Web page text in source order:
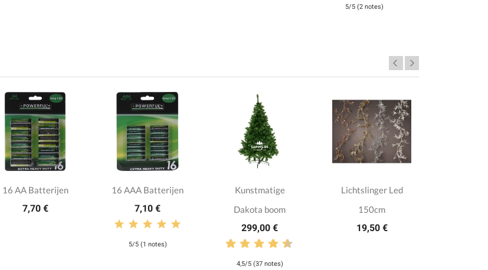
5/5 (2 notes)
16 AA Batterijen
7,70 €
16 AAA Batterijen
7,10 €
5/5 (1 notes)
Kunstmatige
Dakota boom
299,00 €
4,5/5 (37 notes)
Lichtslinger Led
150cm
19,50 €